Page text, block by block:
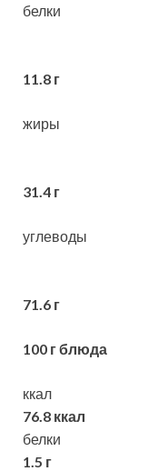
белки
11.8 г
жиры
31.4 г
углеводы
71.6 г
100 г блюда
ккал
76.8 ккал
белки
1.5 г